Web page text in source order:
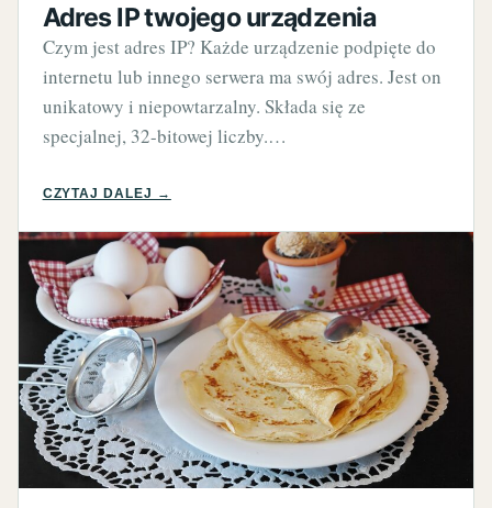
Adres IP twojego urządzenia
Czym jest adres IP? Każde urządzenie podpięte do
internetu lub innego serwera ma swój adres. Jest on
unikatowy i niepowtarzalny. Składa się ze
specjalnej, 32-bitowej liczby.…
CZYTAJ DALEJ →